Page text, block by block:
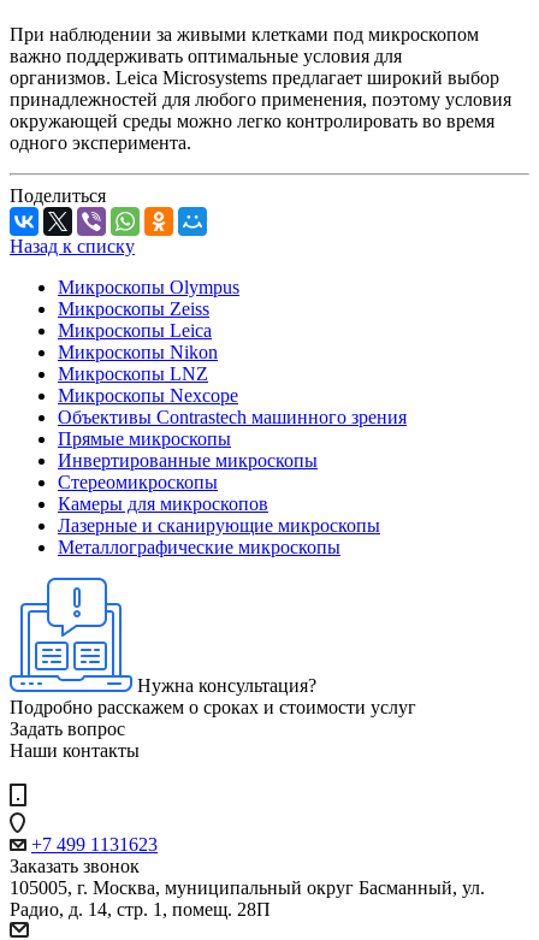
При наблюдении за живыми клетками под микроскопом
важно поддерживать оптимальные условия для
организмов. Leica Microsystems предлагает широкий выбор
принадлежностей для любого применения, поэтому условия
окружающей среды можно легко контролировать во время
одного эксперимента.
Поделиться
Назад к списку
Микроскопы Olympus
Микроскопы Zeiss
Микроскопы Leica
Микроскопы Nikon
Микроскопы LNZ
Микроскопы Nexcope
Объективы Contrastech машинного зрения
Прямые микроскопы
Инвертированные микроскопы
Стереомикроскопы
Камеры для микроскопов
Лазерные и сканирующие микроскопы
Металлографические микроскопы
Нужна консультация?
Подробно расскажем о сроках и стоимости услуг
Задать вопрос
Наши контакты
+7 499 1131623
Заказать звонок
105005, г. Москва, муниципальный округ Басманный, ул.
Радио, д. 14, стр. 1, помещ. 28П